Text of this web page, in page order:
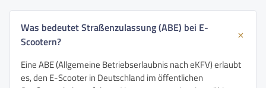
Was bedeutet Straßenzulassung (ABE) bei E-
Scootern?
Eine ABE (Allgemeine Betriebserlaubnis nach eKFV) erlaubt
es, den E-Scooter in Deutschland im öffentlichen